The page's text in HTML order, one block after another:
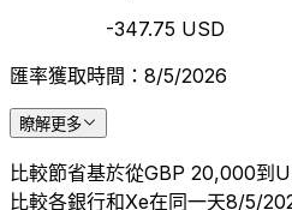
-347.75 USD
匯率獲取時間：8/5/2026
瞭解更多
比較節省基於從GBP 20,000到
比較各銀行和Xe在同一天8/5/